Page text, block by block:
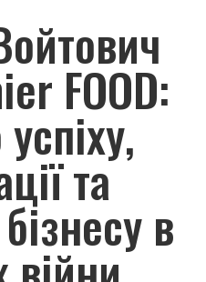
FOOD:
та
в